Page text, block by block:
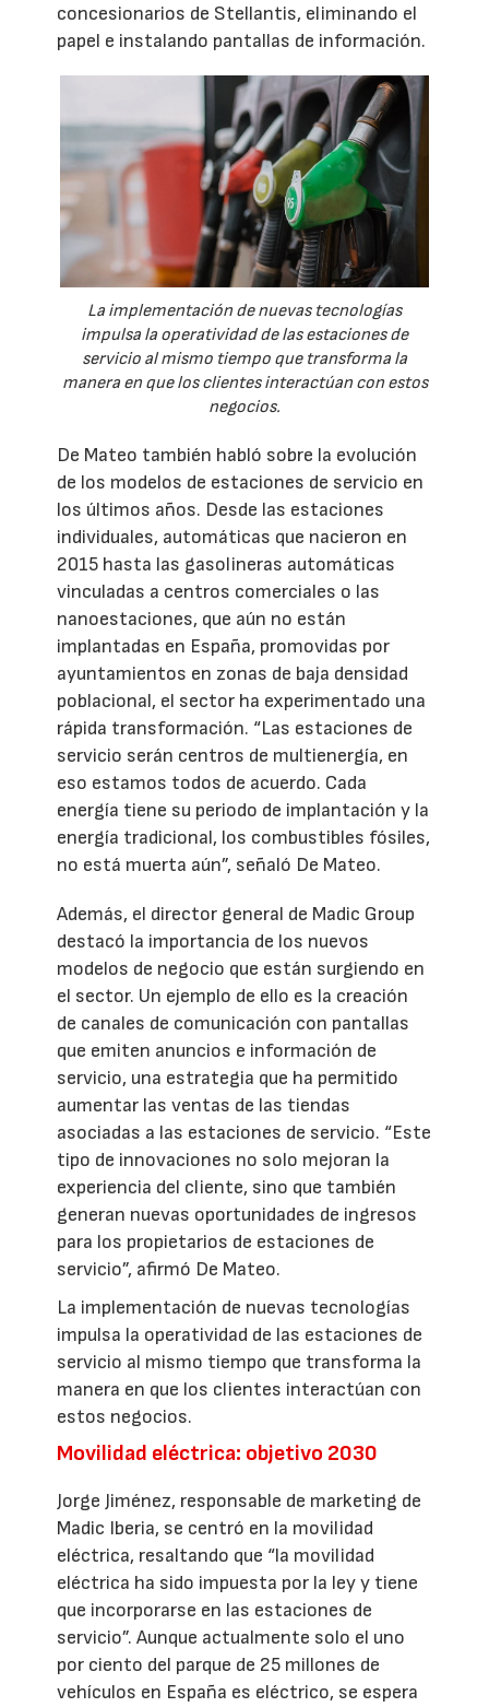
concesionarios de Stellantis, eliminando el
papel e instalando pantallas de información.
La implementación de nuevas tecnologías
impulsa la operatividad de las estaciones de
servicio al mismo tiempo que transforma la
manera en que los clientes interactúan con estos
negocios.
De Mateo también habló sobre la evolución
de los modelos de estaciones de servicio en
los últimos años. Desde las estaciones
individuales, automáticas que nacieron en
2015 hasta las gasolineras automáticas
vinculadas a centros comerciales o las
nanoestaciones, que aún no están
implantadas en España, promovidas por
ayuntamientos en zonas de baja densidad
poblacional, el sector ha experimentado una
rápida transformación. “Las estaciones de
servicio serán centros de multienergía, en
eso estamos todos de acuerdo. Cada
energía tiene su periodo de implantación y la
energía tradicional, los combustibles fósiles,
no está muerta aún”, señaló De Mateo.
Además, el director general de Madic Group
destacó la importancia de los nuevos
modelos de negocio que están surgiendo en
el sector. Un ejemplo de ello es la creación
de canales de comunicación con pantallas
que emiten anuncios e información de
servicio, una estrategia que ha permitido
aumentar las ventas de las tiendas
asociadas a las estaciones de servicio. “Este
tipo de innovaciones no solo mejoran la
experiencia del cliente, sino que también
generan nuevas oportunidades de ingresos
para los propietarios de estaciones de
servicio”, afirmó De Mateo.
La implementación de nuevas tecnologías
impulsa la operatividad de las estaciones de
servicio al mismo tiempo que transforma la
manera en que los clientes interactúan con
estos negocios.
Movilidad eléctrica: objetivo 2030
Jorge Jiménez, responsable de marketing de
Madic Iberia, se centró en la movilidad
eléctrica, resaltando que “la movilidad
eléctrica ha sido impuesta por la ley y tiene
que incorporarse en las estaciones de
servicio”. Aunque actualmente solo el uno
por ciento del parque de 25 millones de
vehículos en España es eléctrico, se espera